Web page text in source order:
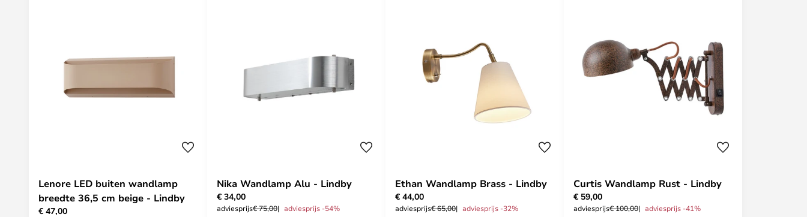
Lenore LED buiten wandlamp
breedte 36,5 cm beige - Lindby
€ 47,00
Nika Wandlamp Alu - Lindby
€ 34,00
adviesprijs€ 75,00 adviesprijs -54%
Ethan Wandlamp Brass - Lindby
€ 44,00
adviesprijs€ 65,00 adviesprijs -32%
Curtis Wandlamp Rust - Lindby
€ 59,00
adviesprijs€ 100,00 adviesprijs -41%